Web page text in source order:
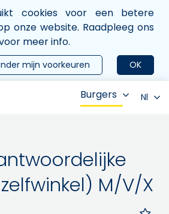
cookies voor een betere
onze website. Raadpleeg ons
meer info.
OK
mijn voorkeuren
Burgers Nl
M/V/X